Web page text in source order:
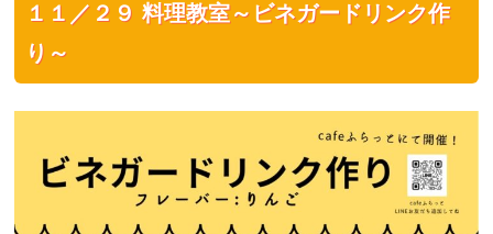
１１／２９ 料理教室～ビネガードリンク作
り～